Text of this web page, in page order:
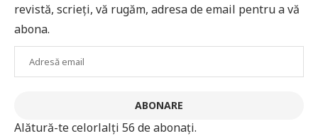
revistă, scrieți, vă rugăm, adresa de email pentru a vă
abona.
ABONARE
Alătură-te celorlalți 56 de abonați.